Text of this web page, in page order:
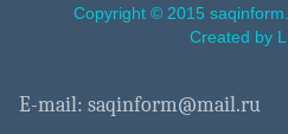
Copyright © 2015
Created by
E-mail: saqinform@mail.ru